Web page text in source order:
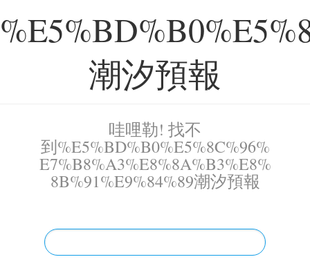
潮汐預報
哇哩勒! 找不
到%E5%BD%B0%E5%8C%96%
E7%B8%A3%E8%8A%B3%E8%
8B%91%E9%84%89潮汐預報